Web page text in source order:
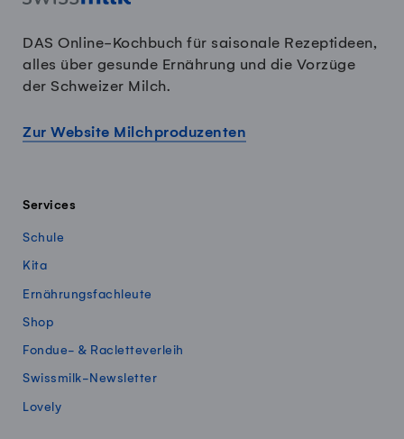
DAS Online-Kochbuch für saisonale Rezeptideen,
alles über gesunde Ernährung und die Vorzüge
der Schweizer Milch.
Zur Website Milchproduzenten
Services
Schule
Kita
Ernährungsfachleute
Shop
Fondue- & Racletteverleih
Swissmilk-Newsletter
Lovely